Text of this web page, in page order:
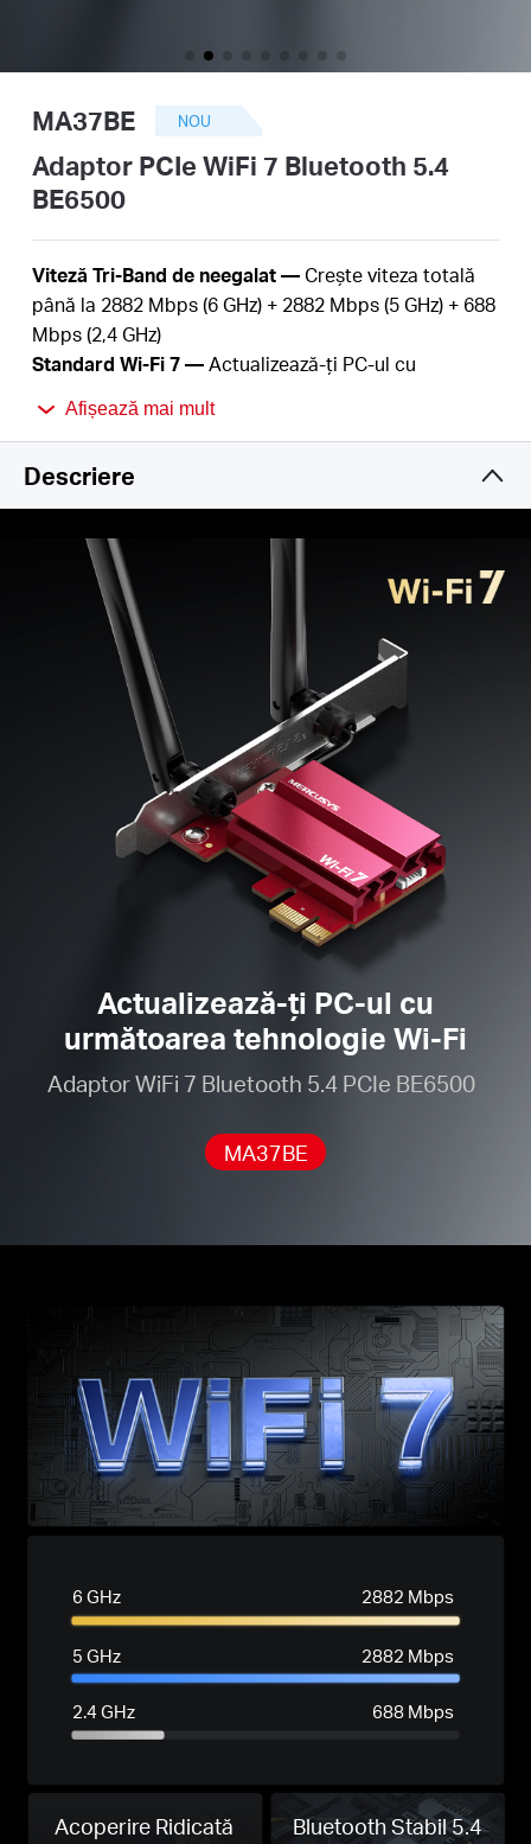
/
română
MA37BE NOU
Adaptor PCIe WiFi 7 Bluetooth 5.4
BE6500
Viteză Tri-Band de neegalat —Crește viteza totală
până la 2882 Mbps (6 GHz) + 2882 Mbps (5 GHz) + 688
Mbps (2,4 GHz)
Standard Wi-Fi 7 —Actualizează-ți PC-ul cu
Performanță mai bună —
Bluetooth 5.4 —
Viteză, rază de acțiune, securitate și
fiabilitate îmbunătățite față de generația anterioară
Acoperire mai largă —
Două antene
omnidirecționale de înaltă performanță asigură
transmisii și recepții mai puternice ale semnalului
Securitate îmbunătățită — Cea mai recentă
îmbunătățire a securității, WPA3, oferă o protecție
sporită în siguranța parolelor personale
Sisteme de operare acceptate — Windows 11
Te rugăm să reții: MA37BE nu este compatibil cu
suportul cu profil redus din cauza antenelor fixe.
Afișează mai mult
Descriere
Actualizează-ți PC-ul cu
următoarea tehnologie Wi-Fi
Adaptor WiFi 7 Bluetooth 5.4 PCIe BE6500
MA37BE
Acoperire Ridicată Bluetooth Stabil 5.4
6 GHz 2882 Mbps
5 GHz 2882 Mbps
2.4 GHz 688 Mbps